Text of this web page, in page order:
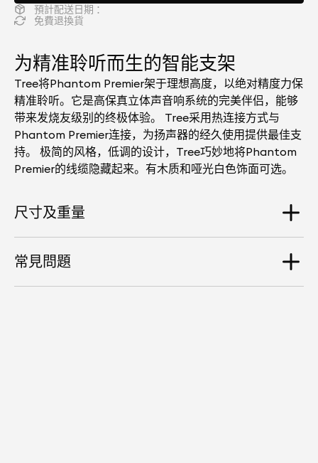
預計配送日期 ：
免費退換貨
为精准聆听而生的智能支架
Tree将Phantom Premier架于理想高度，以绝对精度力保
精准聆听。它是高保真立体声音响系统的完美伴侣，能够
带来发烧友级别的终极体验。 Tree采用热连接方式与
Phantom Premier连接，为扬声器的经久使用提供最佳支
持。 极简的风格，低调的设计，Tree巧妙地将Phantom
Premier的线缆隐藏起来。有木质和哑光白色饰面可选。
尺寸及重量
尺寸
常見問題